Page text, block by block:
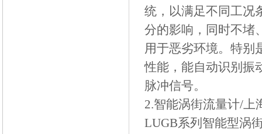
统，以满足不同工况
分的影响，同时不堵
用于恶劣环境。特别
性能，能自动识别振
脉冲信号。
2.智能涡街流量计/上
LUGB系列智能型涡